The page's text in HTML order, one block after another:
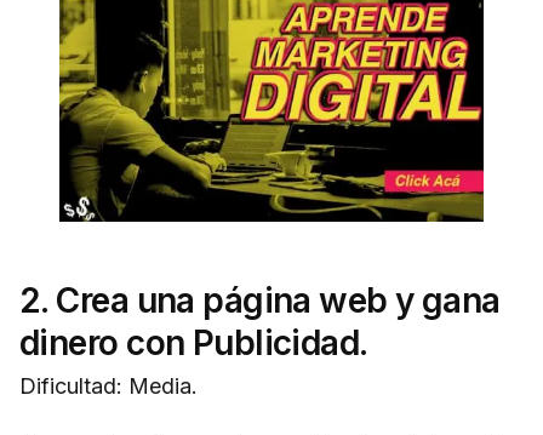
2. Crea una página web y gana
dinero con Publicidad.
Dificultad: Media.